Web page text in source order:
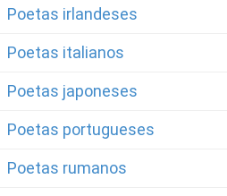
Poetas irlandeses
Poetas italianos
Poetas japoneses
Poetas portugueses
Poetas rumanos